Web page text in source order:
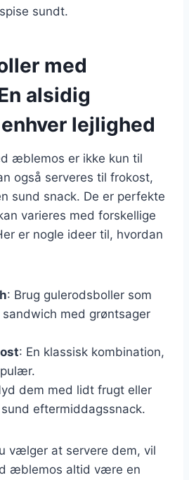
sundt.
med
alsidig
lejlighed
æblemos er ikke kun til
også serveres til frokost,
sund snack. De er perfekte
varieres med forskellige
er nogle ideer til, hvordan
: Brug gulerodsboller som
med grøntsager
: En klassisk kombination,
dem med lidt frugt eller
eftermiddagssnack.
vælger at servere dem, vil
æblemos altid være en